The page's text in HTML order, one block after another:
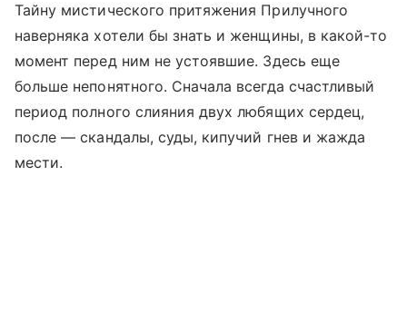
Тайну мистического притяжения Прилучного
наверняка хотели бы знать и женщины, в какой-то
момент перед ним не устоявшие. Здесь еще
больше непонятного. Сначала всегда счастливый
период полного слияния двух любящих сердец,
после — скандалы, суды, кипучий гнев и жажда
мести.